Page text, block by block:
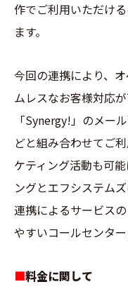
作でご利用いただけ
ます。
今回の連携により、
ムレスなお客様対応
「Synergy!」のメー
どと組み合わせてご
ケティング活動も可
ングとエフシステム
連携によるサービス
やすいコールセンタ
■料金に関して